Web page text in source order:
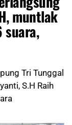
muntlak
suara,
Tri Tunggal
S.H Raih